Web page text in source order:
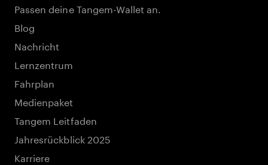
Passen deine Tangem-Wallet an.
Blog
Nachricht
Lernzentrum
Fahrplan
Medienpaket
Tangem Leitfaden
Jahresrückblick 2025
Karriere